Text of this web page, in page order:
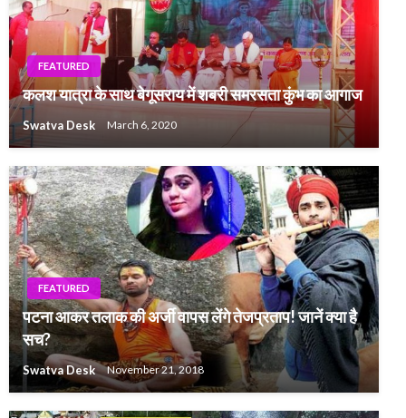
FEATURED
कलश यात्रा के साथ बेगूसराय में शबरी समरसता कुंभ का आगाज
Swatva Desk March 6, 2020
FEATURED
पटना आकर तलाक की अर्जी वापस लेंगे तेजप्रताप! जानें क्या है
सच?
Swatva Desk November 21, 2018